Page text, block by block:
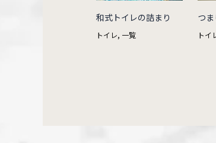
和式トイレの詰まり
トイレ, 一覧
つ
トイ